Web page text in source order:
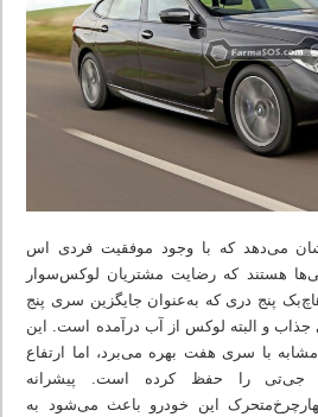
می‌دهد که با وجود موفقیت فردی اس
هستند که رضایت مشتریان لوکس‌سوار
پنج دری که به‌عنوان جایگزین سری پنج
جذاب و البته لوکس از آب درآمده است. این
با سری هفت بهره می‌برد، اما ارتفاع
جی‌تی را حفظ کرده است. پیشرانه
این خودرو باعث می‌شود به